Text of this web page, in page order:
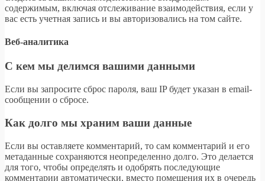
содержимым, включая отслеживание взаимодействия, если у
вас есть учетная запись и вы авторизовались на том сайте.
Веб-аналитика
С кем мы делимся вашими данными
Если вы запросите сброс пароля, ваш IP будет указан в email-
сообщении о сбросе.
Как долго мы храним ваши данные
Если вы оставляете комментарий, то сам комментарий и его
метаданные сохраняются неопределенно долго. Это делается
для того, чтобы определять и одобрять последующие
комментарии автоматически, вместо помещения их в очередь